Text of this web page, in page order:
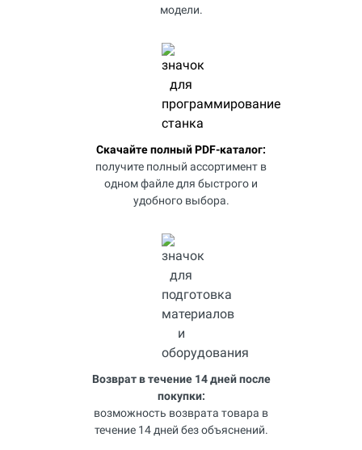
модели.
Скачайте полный PDF-каталог:
получите полный ассортимент в
одном файле для быстрого и
удобного выбора.
Возврат в течение 14 дней после
покупки:
возможность возврата товара в
течение 14 дней без объяснений.